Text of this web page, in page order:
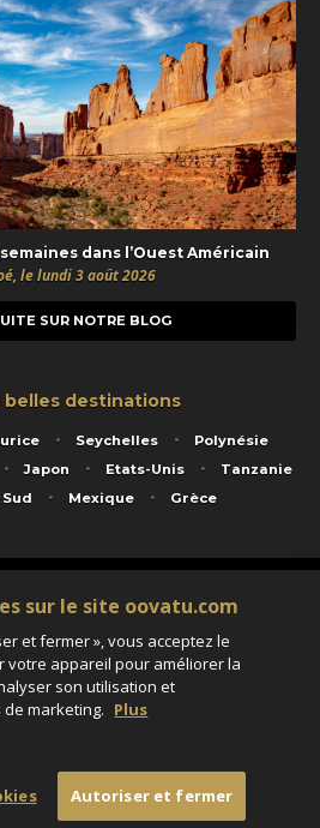
dans l’Ouest Américain
le lundi 3 août 2026
SUR NOTRE BLOG
belles destinations
Seychelles
Polynésie
Japon Etats-Unis
Tanzanie
Mexique Grèce
- 22 rue Georges Picquart 75017 Paris - S.A.S
Paris B 423 671 973 - Code APE 7911Z
- Garantie financière Groupama - Agrément IATA
et professionnelle HISCOX RCP0081066
des cookies
sur le site oovatu.com
et fermer », vous acceptez le
votre appareil pour améliorer la
son utilisation et
marketing. Plus
Autoriser et fermer